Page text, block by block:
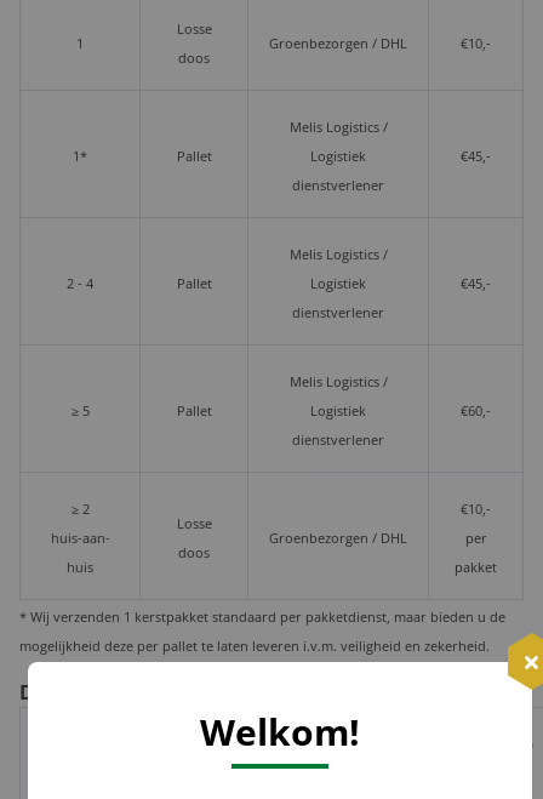
1
Losse
doos
Groenbezorgen / DHL €10,-
1* Pallet
Melis Logistics /
Logistiek
dienstverlener
€45,-
2 - 4 Pallet
Melis Logistics /
Logistiek
dienstverlener
€45,-
≥ 5 Pallet
Melis Logistics /
Logistiek
dienstverlener
€60,-
≥ 2
huis-aan-
huis
Losse
doos
Groenbezorgen / DHL
€10,-
per
pakket
* Wij verzenden 1 kerstpakket standaard per pakketdienst, maar bieden u de
mogelijkheid deze per pallet te laten leveren i.v.m. veiligheid en zekerheid.
De voor- en nadelen per verzendoptie
Risico op
Welkom!